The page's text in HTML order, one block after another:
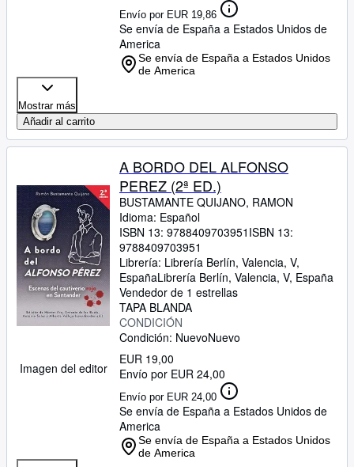
Envío por EUR 19,86
Se envía de España a Estados Unidos de
America
Se envía de España a Estados Unidos
de America
Mostrar más
Añadir al carrito
Imagen del editor
A BORDO DEL ALFONSO
PEREZ (2ª ED.)
BUSTAMANTE QUIJANO, RAMON
Idioma: Español
ISBN 13: 9788409703951 ISBN 13:
9788409703951
Librería: Librería Berlín, Valencia, V,
EspañaLibrería Berlín, Valencia, V, España
Vendedor de 1 estrellas
TAPA BLANDA
CONDICIÓN
Condición: NuevoNuevo
EUR 19,00
Envío por EUR 24,00
Envío por EUR 24,00
Se envía de España a Estados Unidos de
America
Se envía de España a Estados Unidos
de America